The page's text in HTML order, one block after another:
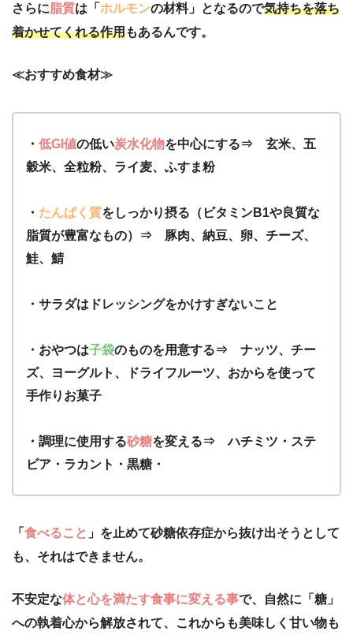
さらに脂質は「 ホルモンの材料」となるので気持ちを落ち
着かせてくれる作用もあるんです。
≪おすすめ食材≫
・ 低GI値の低い炭水化物を中心にする⇒ 玄米、五
穀米、全粒粉、ライ麦、ふすま粉
・ たんぱく質をしっかり摂る（ビタミンB1や良質な
脂質が豊富なもの）⇒ 豚肉、納豆、卵、チーズ、
鮭、鯖
・サラダはドレッシングをかけすぎないこと
・おやつは子袋のものを用意する⇒ ナッツ、チー
ズ、ヨーグルト、ドライフルーツ、おからを使って
手作りお菓子
・調理に使用する砂糖を変える⇒ ハチミツ・ステ
ビア・ラカント・黒糖・
「 食べること 」を止めて砂糖依存症から抜け出そうとして
も、それはできません。
不安定な体と心を満たす食事に変える事で、自然に「糖」
への執着心から解放されて、これからも美味しく甘い物も